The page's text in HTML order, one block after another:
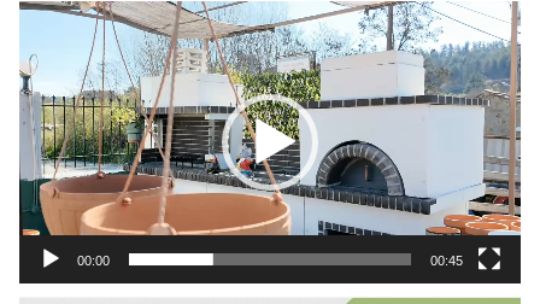
Πρόγραμμα
Αναπαραγωγής
Βίντεο
00:00 00:45